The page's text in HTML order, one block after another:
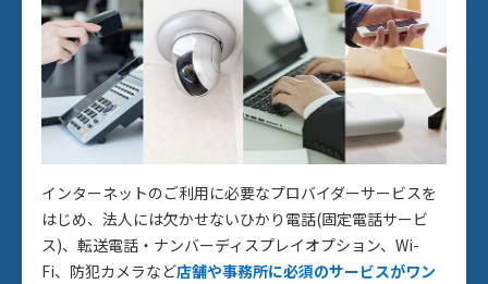
インターネットのご利用に必要なプロバイダーサービスを
はじめ、法人には欠かせないひかり電話(固定電話サービ
ス)、転送電話・ナンバーディスプレイオプション、Wi-
Fi、防犯カメラなど店舗や事務所に必須のサービスがワン